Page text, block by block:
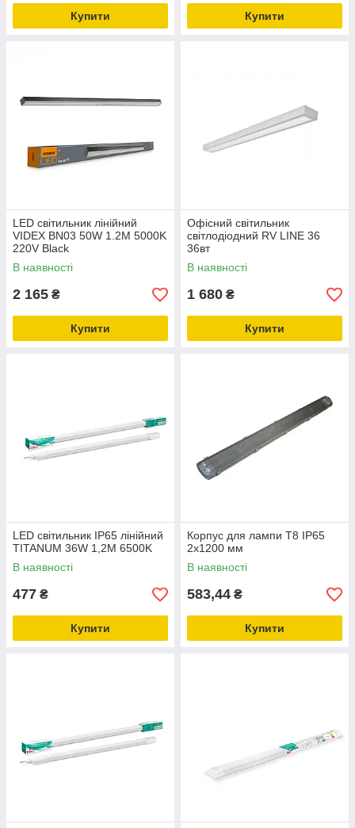
Купити Купити
LED світильник лінійний
VIDEX BN03 50W 1.2М 5000K
220V Black
В наявності
2 165 ₴
Купити
Офісний світильник
світлодіодний RV LINE 36
36вт
В наявності
1 680 ₴
Купити
LED світильник IP65 лінійний
TITANUM 36W 1,2М 6500K
В наявності
477 ₴
Купити
Корпус для лампи T8 IP65
2х1200 мм
В наявності
583,44 ₴
Купити